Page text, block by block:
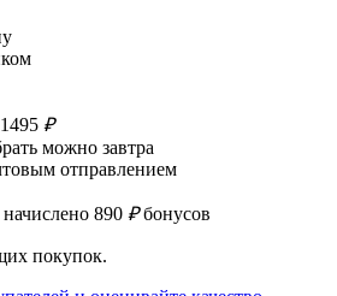
₽
можно завтра
отправлением
начислено 890 ₽бонусов
покупок.